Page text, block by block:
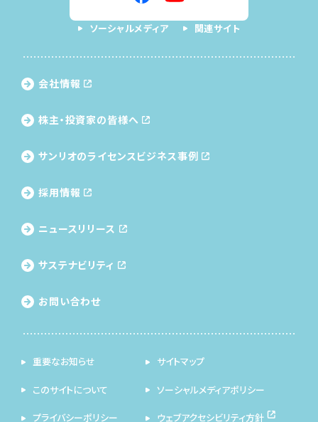
ソーシャルメディア 関連サイト
会社情報
株主・投資家の皆様へ
サンリオのライセンス ビジネス事例
採用情報
ニュースリリース
サステナビリティ
お問い合わせ
重要なお知らせ サイトマップ
このサイトについて ソーシャルメディアポリシー
プライバシーポリシー ウェブアクセシビリティ方針